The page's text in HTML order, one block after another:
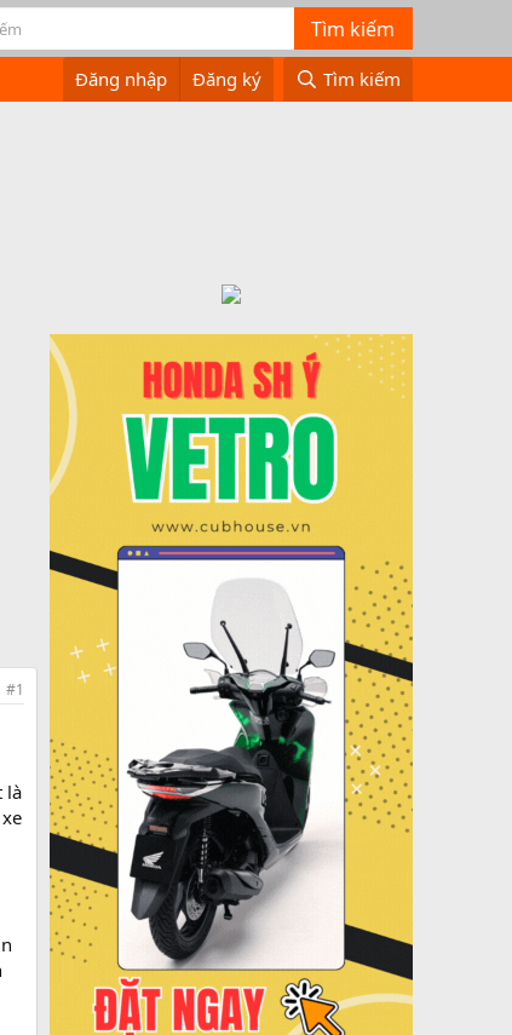
Đăng nhập Đăng ký Tìm kiếm
#1
là